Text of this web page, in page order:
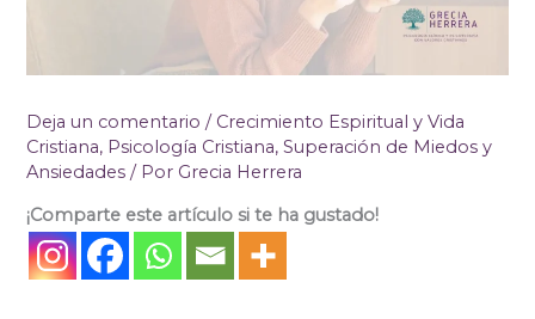
Deja un comentario / Crecimiento Espiritual y Vida
Cristiana, Psicología Cristiana,Superación de Miedos y
Ansiedades / Por Grecia Herrera
¡Comparte este artículo si te ha gustado!